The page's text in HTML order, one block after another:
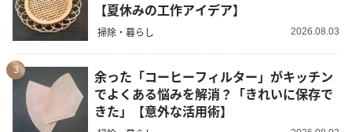
【夏休みの工作アイデア】
掃除・暮らし 2026.08.03
3
余った「コーヒーフィルター」がキッチン
でよくある悩みを解消？「きれいに保存で
きた」【意外な活用術】